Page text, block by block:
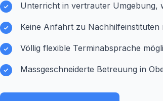
Unterricht in vertrauter Umgebung,
Keine Anfahrt zu Nachhilfeinstituten
Völlig flexible Terminabsprache
Massgeschneiderte Betreuung in